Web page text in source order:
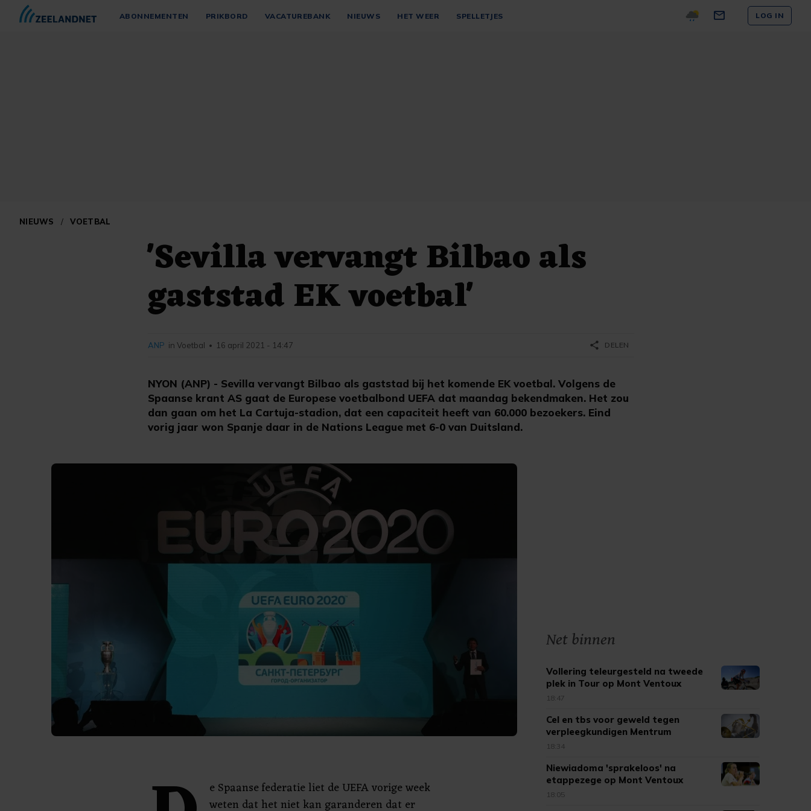
ABONNEMENTEN PRIKBORD VACATUREBANK NIEUWS HET WEER SPELLETJES LOG IN
NIEUWS / VOETBAL
'Sevilla vervangt Bilbao als
gaststad EK voetbal'
NYON (ANP) - Sevilla vervangt Bilbao als gaststad bij het komende EK voetbal. Volgens de
Spaanse krant AS gaat de Europese voetbalbond UEFA dat maandag bekendmaken. Het zou
dan gaan om het La Cartuja-stadion, dat een capaciteit heeft van 60.000 bezoekers. Eind
vorig jaar won Spanje daar in de Nations League met 6-0 van Duitsland.
ANP in Voetbal • 16 april 2021 - 14:47 share DELEN
e Spaanse federatie liet de UEFA vorige week
weten dat het niet kan garanderen dat er
Net binnen
Vollering teleurgesteld na tweede
plek in Tour op Mont Ventoux
18:47
Cel en tbs voor geweld tegen
verpleegkundigen Mentrum
18:34
Niewiadoma 'sprakeloos' na
etappezege op Mont Ventoux
18:05